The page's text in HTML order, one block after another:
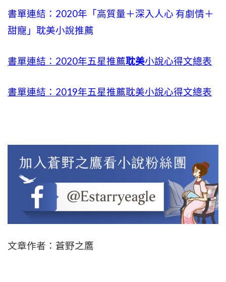
書單連結：2020年「高質量＋深入人心 有劇情＋
甜寵」耽美小說推薦
書單連結：2020年五星推薦耽美小說心得文總表
書單連結：2019年五星推薦耽美小說心得文總表
文章作者：蒼野之鷹